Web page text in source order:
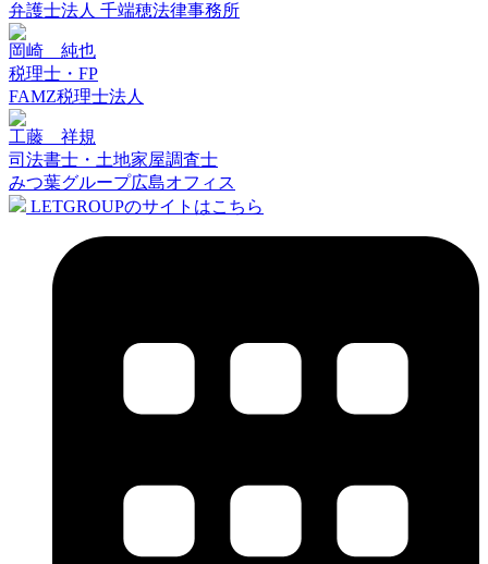
弁護士法人 千端穂法律事務所
岡崎 純也
税理士・FP
FAMZ税理士法人
工藤 祥規
司法書士・土地家屋調査士
みつ葉グループ広島オフィス
LETGROUPのサイトはこちら